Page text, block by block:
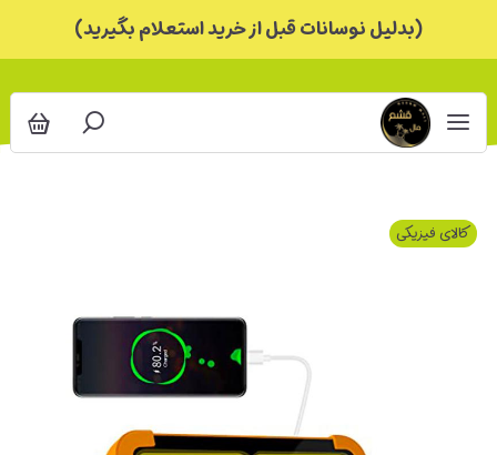
(بدلیل نوسانات قبل از خرید استعلام بگیرید)
کالای فیزیکی